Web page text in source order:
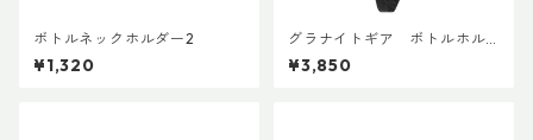
ボトルネックホルダー2
¥1,320
グラナイトギア ボトルホル
スター
¥3,850